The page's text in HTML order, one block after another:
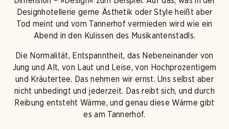
Designhotellerie gerne Ästhetik oder Style heißt aber
Tod meint und vom Tannerhof vermieden wird wie ein
Abend in den Kulissen des Musikantenstadls.
Die Normalität, Entspanntheit, das Nebeneinander von
Jung und Alt, von Laut und Leise, von Hochprozentigem
und Kräutertee. Das nehmen wir ernst. Uns selbst aber
nicht unbedingt und jederzeit. Das reibt sich, und durch
Reibung entsteht Wärme, und genau diese Wärme gibt
es am Tannerhof.